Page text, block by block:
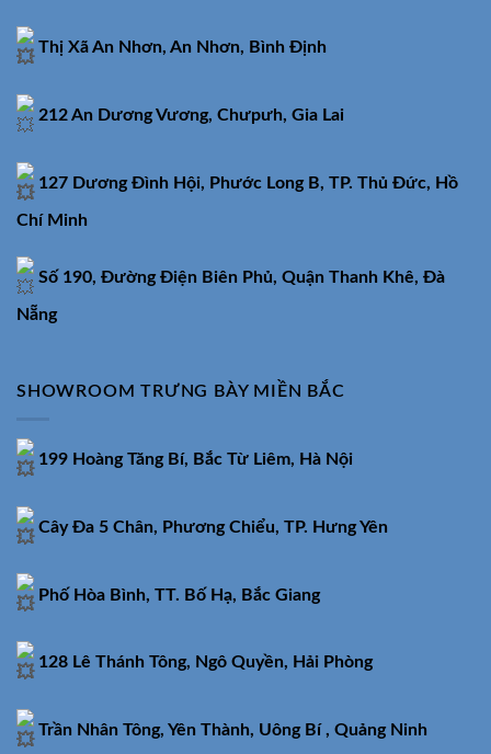
Thị Xã An Nhơn, An Nhơn, Bình Định
212 An Dương Vương, Chưpưh, Gia Lai
127 Dương Đình Hội, Phước Long B, TP. Thủ Đức, Hồ
Chí Minh
Số 190, Đường Điện Biên Phủ, Quận Thanh Khê, Đà
Nẵng
SHOWROOM TRƯNG BÀY MIỀN BẮC
199 Hoàng Tăng Bí, Bắc Từ Liêm, Hà Nội
Cây Đa 5 Chân, Phương Chiểu, TP. Hưng Yên
Phố Hòa Bình, TT. Bố Hạ, Bắc Giang
128 Lê Thánh Tông, Ngô Quyền, Hải Phòng
Trần Nhân Tông, Yên Thành, Uông Bí , Quảng Ninh